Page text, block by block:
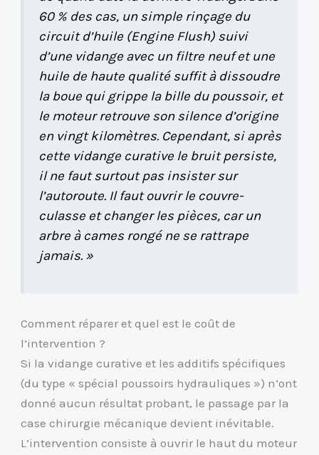
60 % des cas, un simple rinçage du
circuit d’huile (Engine Flush) suivi
d’une vidange avec un filtre neuf et une
huile de haute qualité suffit à dissoudre
la boue qui grippe la bille du poussoir, et
le moteur retrouve son silence d’origine
en vingt kilomètres. Cependant, si après
cette vidange curative le bruit persiste,
il ne faut surtout pas insister sur
l’autoroute. Il faut ouvrir le couvre-
culasse et changer les pièces, car un
arbre à cames rongé ne se rattrape
jamais. »
Comment réparer et quel est le coût de
l’intervention ?
Si la vidange curative et les additifs spécifiques
(du type « spécial poussoirs hydrauliques ») n’ont
donné aucun résultat probant, le passage par la
case chirurgie mécanique devient inévitable.
L’intervention consiste à ouvrir le haut du moteur